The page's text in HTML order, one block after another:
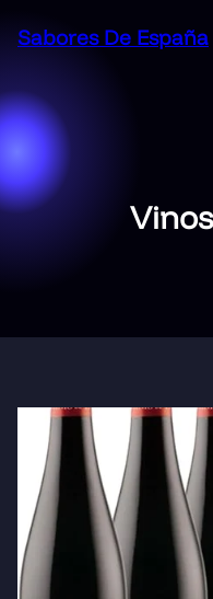
Sabores De España